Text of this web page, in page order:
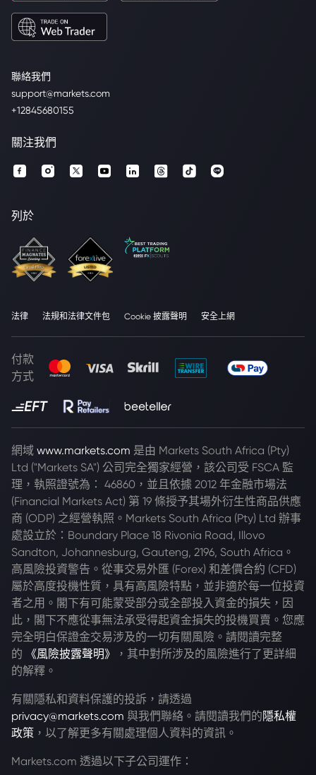
聯絡我們
support@markets.com
+12845680155
關注我們
列於
法律 法規和法律文件包 Cookie 披露聲明 安全上網
付款
方式
網域 www.markets.com 是由 Markets South Africa (Pty)
Ltd ("Markets SA") 公司完全獨家經營，該公司受 FSCA 監
理，執照證號為： 46860，並且依據 2012 年金融市場法
(Financial Markets Act) 第 19 條授予其場外衍生性商品供應
商 (ODP) 之經營執照。Markets South Africa (Pty) Ltd 辦事
處設立於：Boundary Place 18 Rivonia Road, Illovo
Sandton, Johannesburg, Gauteng, 2196, South Africa。
高風險投資警告。從事交易外匯 (Forex) 和差價合約 (CFD)
屬於高度投機性質，具有高風險特點，並非適於每一位投資
者之用。閣下有可能蒙受部分或全部投入資金的損失，因
此，閣下不應從事無法承受得起資金損失的投機買賣。您應
完全明白保證金交易涉及的一切有關風險。請閱讀完整
的
《風險披露聲明》
，其中對所涉及的風險進行了更詳細
的解釋。
有關隱私和資料保護的投訴，請透過
privacy@markets.com 與我們聯絡。請閱讀我們的 隱私權
政策 ，以了解更多有關處理個人資料的資訊。
Markets.com 透過以下子公司運作：